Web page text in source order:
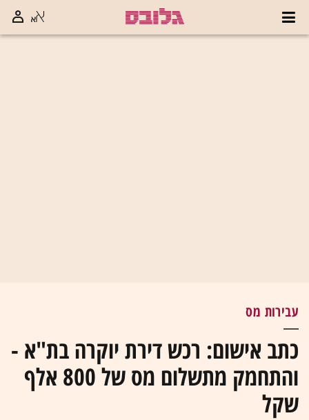
עבירות מס
כתב אישום: רכש דירת יוקרה בת"א -
והתחמק מתשלום מס של 800 אלף
שקל